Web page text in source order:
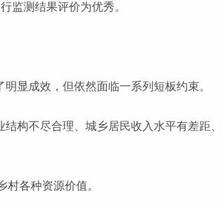
监测结果评价为优秀。
显成效，但依然面临一系列短板约束。
构不尽合理、城乡居民收入水平有差距
村各种资源价值。